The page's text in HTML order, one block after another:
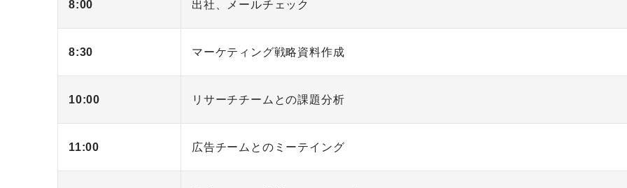
8:00 出社、メールチェック
8:30 マーケティング戦略資料作成
10:00 リサーチチームとの課題分析
11:00 広告チームとのミーテイング